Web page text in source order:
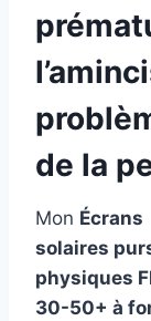
de la
Mon Écrans
solaires
physiques
30-50+ à